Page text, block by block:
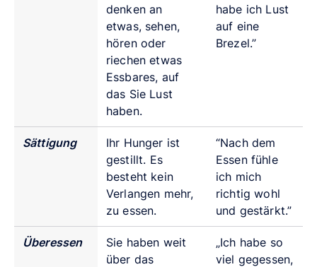
denken an
etwas, sehen,
hören oder
riechen etwas
Essbares, auf
das Sie Lust
haben.
habe ich Lust
auf eine
Brezel.”
Sättigung
Ihr Hunger ist
gestillt. Es
besteht kein
Verlangen mehr,
zu essen.
“Nach dem
Essen fühle
ich mich
richtig wohl
und gestärkt.”
Überessen
Sie haben weit
über das
„Ich habe so
viel gegessen,